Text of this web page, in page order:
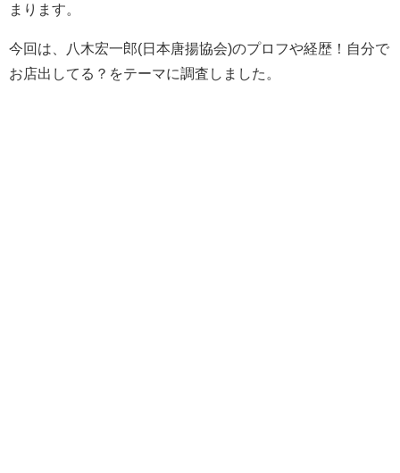
まります。
今回は、八木宏一郎(日本唐揚協会)のプロフや経歴！自分で
お店出してる？をテーマに調査しました。